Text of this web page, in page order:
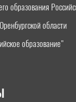
образования
области
образование"